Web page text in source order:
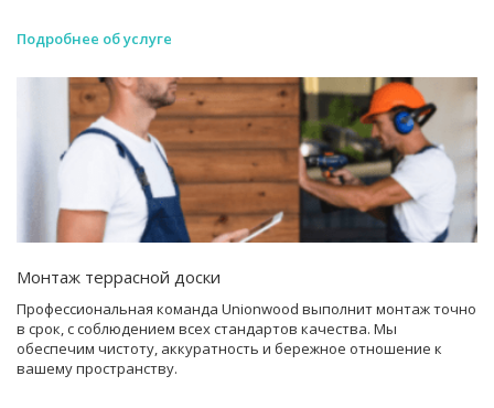
Подробнее об услуге
Монтаж террасной доски
Профессиональная команда Unionwood выполнит монтаж точно
в срок, с соблюдением всех стандартов качества. Мы
обеспечим чистоту, аккуратность и бережное отношение к
вашему пространству.